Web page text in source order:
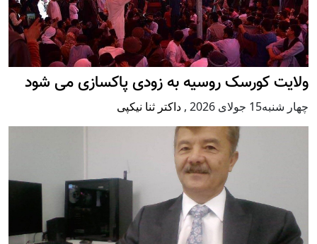
ولایت کورسک روسیه به زودی پاکسازی می شود
چهار شنبه15 جولای 2026 , داکتر ثنا نیکپی